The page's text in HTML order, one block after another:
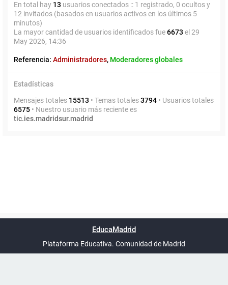
En total hay 13 usuarios conectados :: 1 registrado, 0 ocultos y
12 invitados (basados en usuarios activos en los últimos 5
minutos)
La mayor cantidad de usuarios identificados fue6673 el 29
May 2026, 14:36
Referencia: Administradores, Moderadores globales
Estadísticas
Mensajes totales 15513 • Temas totales3794 • Usuarios totales
6575 • Nuestro usuario más reciente es
tic.ies.madridsur.madrid
UTC+02:00
phpBB España
EducaMadrid
Plataforma Educativa. Comunidad de Madrid